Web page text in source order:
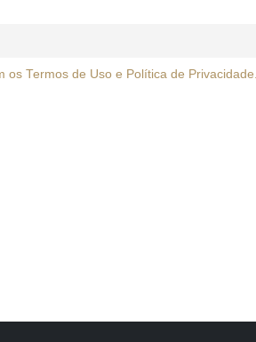
os Termos de Uso e Política de Privacidade.